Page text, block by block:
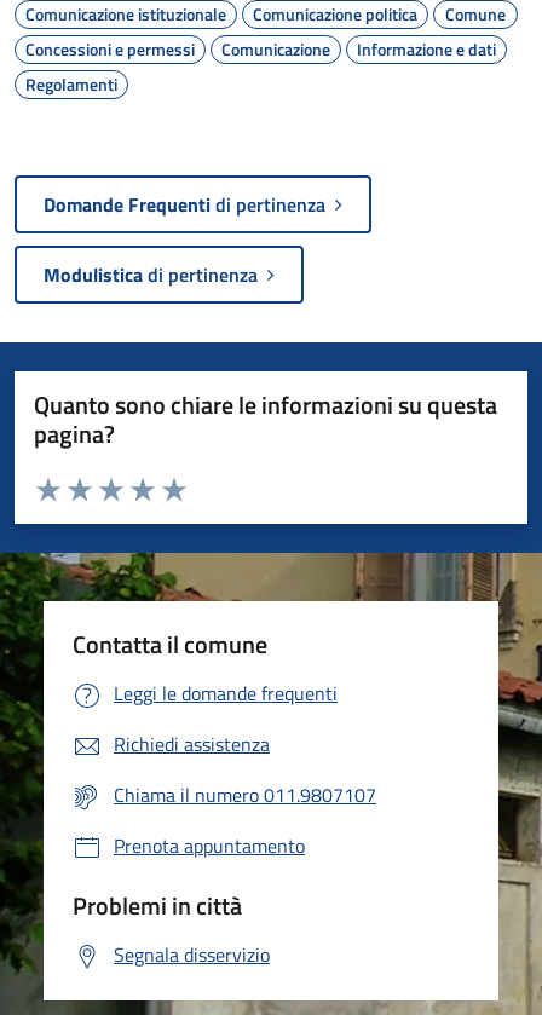
Comunicazione istituzionale
Comunicazione politica
Comune
Concessioni e permessi
Comunicazione
Informazione e dati
Regolamenti
Domande Frequentidi pertinenza
Modulisticadi pertinenza
Quanto sono chiare le informazioni su questa
pagina?
Valuta da 1 a 5 stelle la pagina
Valuta 5 stelle su 5
Valuta 4 stelle su 5
Valuta 3 stelle su 5
Valuta 2 stelle su 5
Valuta 1 stelle su 5
Contatta il comune
Leggi le domande frequenti
Richiedi assistenza
Chiama il numero 011.9807107
Prenota appuntamento
Problemi in città
Segnala disservizio